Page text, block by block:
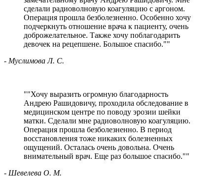
сделали радиоволновую коагуляцию с аргоном.
Операция прошла безболезненно. Особенно хочу
подчеркнуть отношение врача к пациенту, очень
доброжелательное. Также хочу поблагодарить
девочек на рецепшене. Большое спасибо. "
- Муслимова Л. С.
" Хочу выразить огромную благодарность
Андрею Рашидовичу, проходила обследование в
медицинском центре по поводу эрозии шейки
матки. Сделали мне радиоволновую коагуляцию.
Операция прошла безболезненно. В период
восстановления тоже никаких болезненных
ощущений. Осталась очень довольна. Очень
внимательный врач. Еще раз большое спасибо. "
- Шевелева О. М.